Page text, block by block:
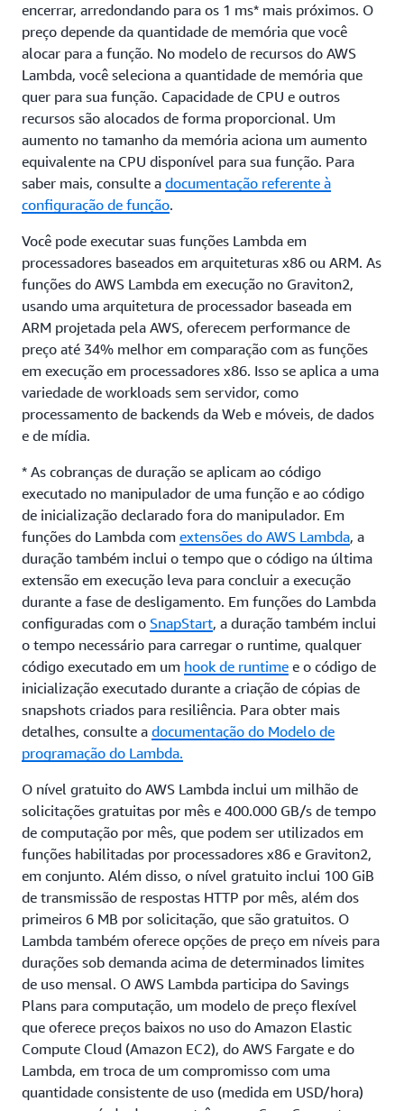
encerrar, arredondando para os 1 ms* mais próximos. O
preço depende da quantidade de memória que você
alocar para a função. No modelo de recursos do AWS
Lambda, você seleciona a quantidade de memória que
quer para sua função. Capacidade de CPU e outros
recursos são alocados de forma proporcional. Um
aumento no tamanho da memória aciona um aumento
equivalente na CPU disponível para sua função. Para
saber mais, consulte a documentação referente à
configuração de função.
Você pode executar suas funções Lambda em
processadores baseados em arquiteturas x86 ou ARM. As
funções do AWS Lambda em execução no Graviton2,
usando uma arquitetura de processador baseada em
ARM projetada pela AWS, oferecem performance de
preço até 34% melhor em comparação com as funções
em execução em processadores x86. Isso se aplica a uma
variedade de workloads sem servidor, como
processamento de backends da Web e móveis, de dados
e de mídia.
* As cobranças de duração se aplicam ao código
executado no manipulador de uma função e ao código
de inicialização declarado fora do manipulador. Em
funções do Lambda com extensões do AWS Lambda, a
duração também inclui o tempo que o código na última
extensão em execução leva para concluir a execução
durante a fase de desligamento. Em funções do Lambda
configuradas com o SnapStart, a duração também inclui
o tempo necessário para carregar o runtime, qualquer
código executado em um hook de runtime e o código de
inicialização executado durante a criação de cópias de
snapshots criados para resiliência. Para obter mais
detalhes, consulte a documentação do Modelo de
programação do Lambda.
O nível gratuito do AWS Lambda inclui um milhão de
solicitações gratuitas por mês e 400.000 GB/s de tempo
de computação por mês, que podem ser utilizados em
funções habilitadas por processadores x86 e Graviton2,
em conjunto. Além disso, o nível gratuito inclui 100 GiB
de transmissão de respostas HTTP por mês, além dos
primeiros 6 MB por solicitação, que são gratuitos. O
Lambda também oferece opções de preço em níveis para
durações sob demanda acima de determinados limites
de uso mensal. O AWS Lambda participa do Savings
Plans para computação, um modelo de preço flexível
que oferece preços baixos no uso do Amazon Elastic
Compute Cloud (Amazon EC2), do AWS Fargate e do
Lambda, em troca de um compromisso com uma
quantidade consistente de uso (medida em USD/hora)